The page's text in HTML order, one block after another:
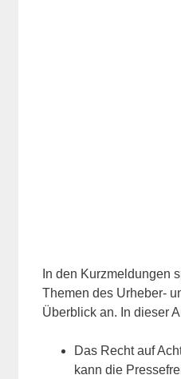
In den Kurzmeldungen
Themen des Urheber-
Überblick an. In dieser
Das Recht auf
kann die